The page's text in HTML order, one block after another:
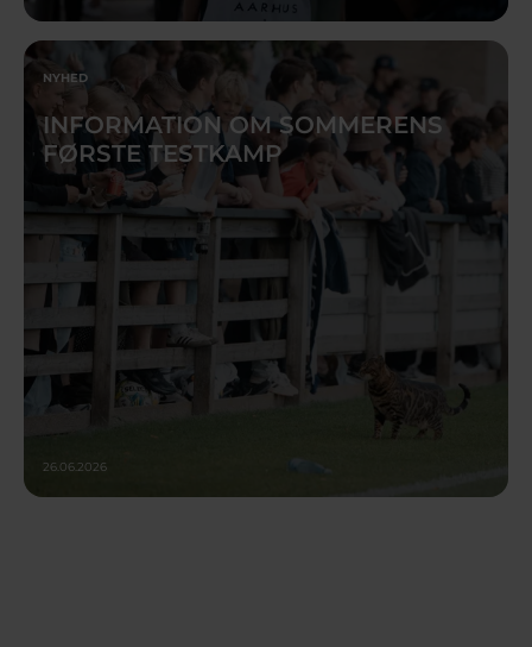
NYHED
INFORMATION OM SOMMERENS
FØRSTE TESTKAMP
26.06.2026